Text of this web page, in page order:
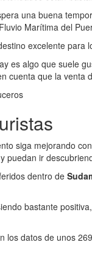
una buena
Marítima del
excelente para
es algo que suele
cuenta que la venta
siga mejorando
puedan ir
dentro de
bastante
los datos de unos